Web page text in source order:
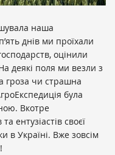
наша
днів ми проїхали
оцінили
деякі поля ми везли з
гроза чи страшна
була
Вкотре
ентузіастів своєї
в Україні. Вже зовсім